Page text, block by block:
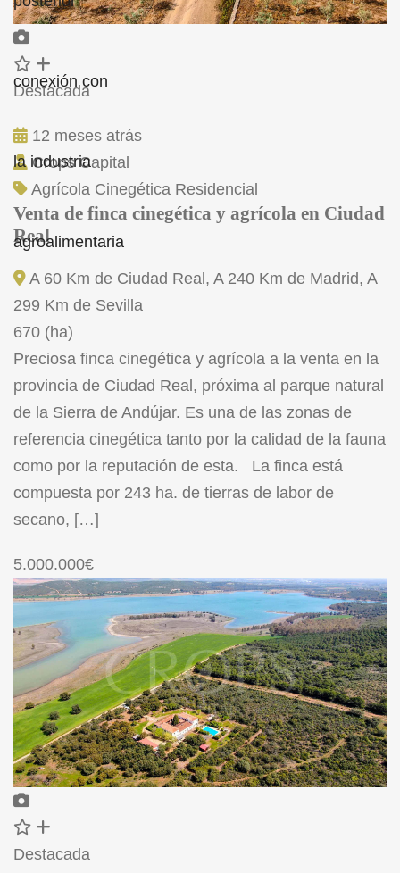
Destacada
12 meses atrás
Crops Capital
Agrícola Cinegética Residencial
Venta de finca cinegética y agrícola en Ciudad
Real
A 60 Km de Ciudad Real, A 240 Km de Madrid, A
299 Km de Sevilla
670 (ha)
Preciosa finca cinegética y agrícola a la venta en la
provincia de Ciudad Real, próxima al parque natural
de la Sierra de Andújar. Es una de las zonas de
referencia cinegética tanto por la calidad de la fauna
como por la reputación de esta. La finca está
compuesta por 243 ha. de tierras de labor de
secano, […]
5.000.000€
Destacada